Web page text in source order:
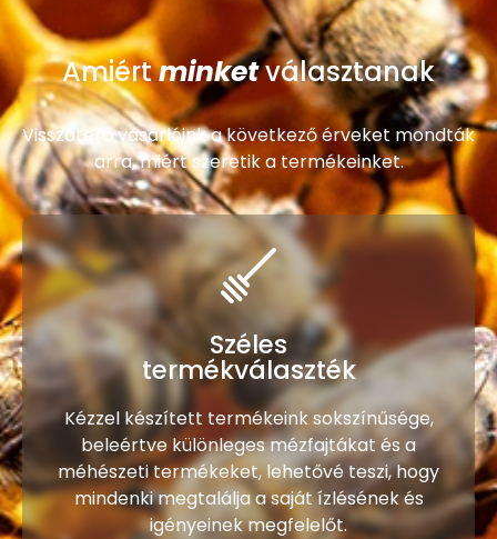
Amiértminketválasztanak
Visszatérő vásárlóink a következő érveket mondták
arra, miért szeretik a termékeinket.
Széles
termékválaszték
Kézzel készített termékeink sokszínűsége,
beleértve különleges mézfajtákat és a
méhészeti termékeket, lehetővé teszi, hogy
mindenki megtalálja a saját ízlésének és
igényeinek megfelelőt.